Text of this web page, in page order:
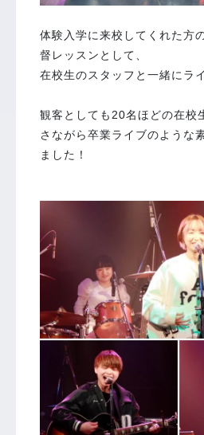
体験入学に来校してくれた方
督レッスンとして、
在校生のスタッフと一緒にラ
観客としても20名ほどの在校
さながら卒業ライブのような
ました！